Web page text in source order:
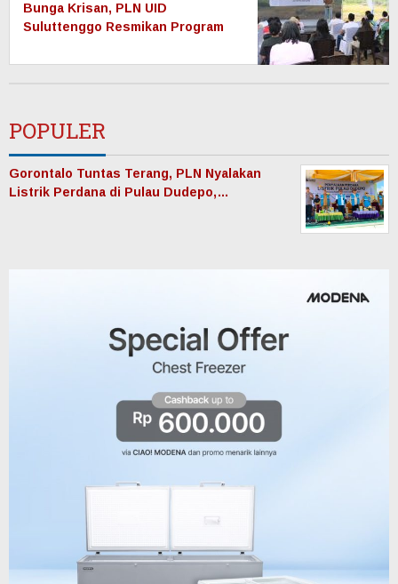
Bunga Krisan, PLN UID
Suluttenggo Resmikan Program
Tomohon
POPULER
Gorontalo Tuntas Terang, PLN Nyalakan
Listrik Perdana di Pulau Dudepo,…